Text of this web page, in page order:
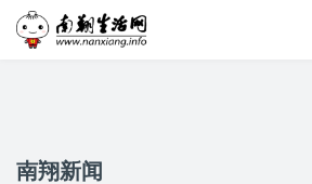
南翔新闻